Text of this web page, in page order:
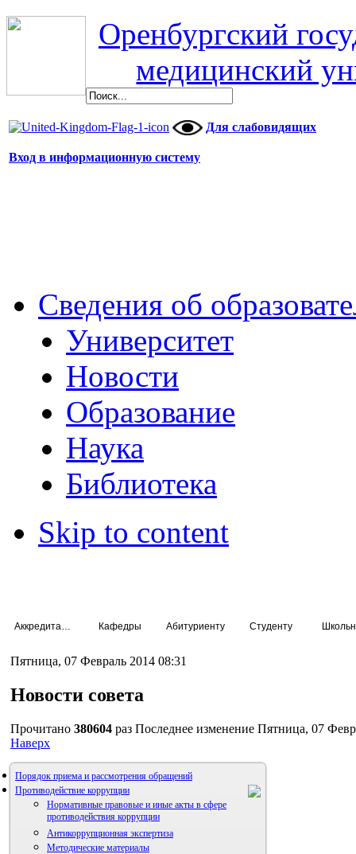
Оренбургский
медицинский
Для слабовидящих
Вход в информационную систему
Сведения об
Университет
Новости
Образование
Наука
Библиотека
Skip to content
Кафедры Абитуриенту Студенту
Пятница, 07 Февраль 2014 08:31
Новости совета
Прочитано 380604 раз Последнее изменение Пятница, 07
Наверх
Порядок приема и рассмотрения обращений
Противодействие коррупции
Нормативные правовые и иные акты в сфере
противодействия коррупции
Антикоррупционная экспертиза
Методические материалы